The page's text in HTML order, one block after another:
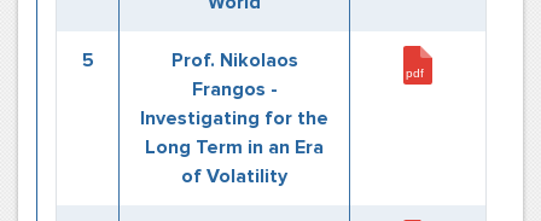
5
Prof. Nikolaos
Frangos -
Investigating for the
Long Term in an Era
of Volatility